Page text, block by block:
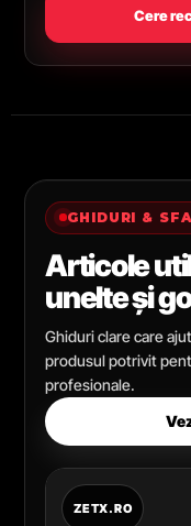
Cere
GHIDURI &
Articole
unelte și
Ghiduri clare care
produsul potrivit
profesionale.